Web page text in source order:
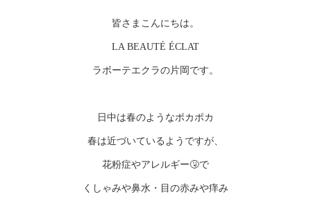
皆さまこんにちは。
LA BEAUTÉ ÉCLAT
ラボーテエクラの片岡です。
日中は春のようなポカポカ
春は近づいているようですが、
花粉症やアレルギー🤧で
くしゃみや鼻水・目の赤みや痒み